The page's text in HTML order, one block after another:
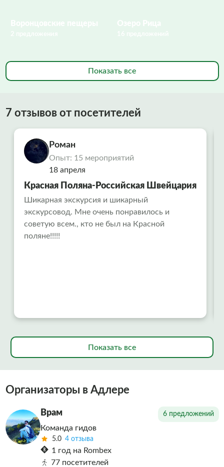
Показать все
7 отзывов от посетителей
Роман
Опыт: 15 мероприятий
18 апреля
Красная Поляна-Российская Швейцария
Шикарная экскурсия и шикарный
экскурсовод. Мне очень понравилось и
советую всем., кто не был на Красной
поляне!!!!!
Показать все
Организаторы в Адлере
Врам 6 предложений
Команда гидов
5.0 4 отзыва
1 год на Rombex
77 посетителей